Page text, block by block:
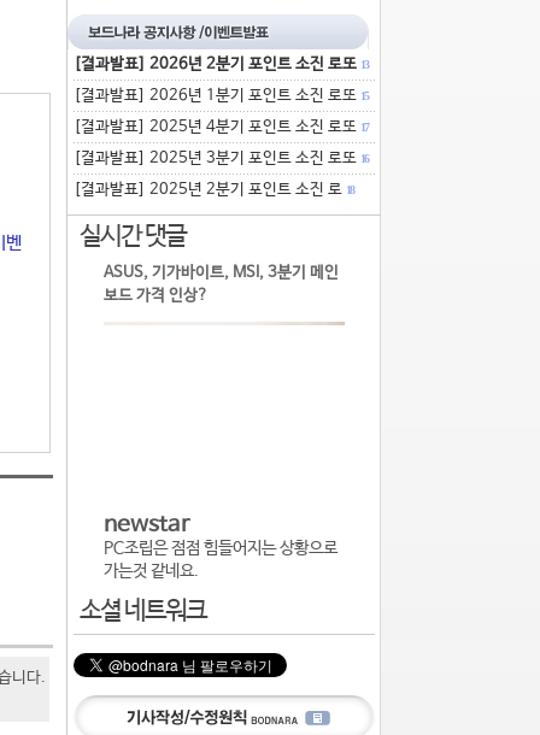
벤
니다.
[결과발표] 2026년 2분기 포인트 소진 로또 13
[결과발표] 2026년 1분기 포인트 소진 로또 15
[결과발표] 2025년 4분기 포인트 소진 로또 17
[결과발표] 2025년 3분기 포인트 소진 로또 16
[결과발표] 2025년 2분기 포인트 소진 로 18
실시간 댓글
ASUS, 기가바이트, MSI, 3분기 메인
보드 가격 인상?
newstar
PC조립은 점점 힘들어지는 상황으로
가는것 같네요.
소셜 네트워크